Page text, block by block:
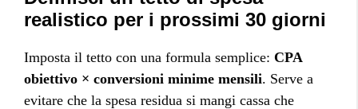
realistico per i prossimi 30 giorni
Imposta il tetto con una formula semplice: CPA
obiettivo × conversioni minime mensili. Serve a
evitare che la spesa residua si mangi cassa che